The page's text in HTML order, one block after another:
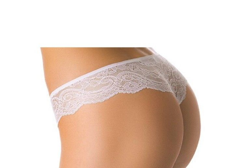
Tabela rozmiarów
DODAJ DO KOSZYKA